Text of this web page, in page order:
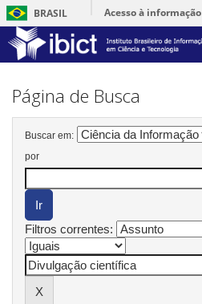
BRASIL
Acesso à informação
Skip
Página de Busca
Buscar em:
por
Filtros correntes: